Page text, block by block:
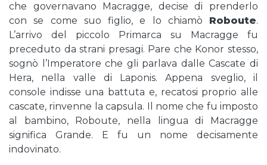
che governavano Macragge, decise di prenderlo
con se come suo figlio, e lo chiamò Roboute.
L’arrivo del piccolo Primarca su Macragge fu
preceduto da strani presagi. Pare che Konor stesso,
sognò l’Imperatore che gli parlava dalle Cascate di
Hera, nella valle di Laponis. Appena sveglio, il
console indisse una battuta e, recatosi proprio alle
cascate, rinvenne la capsula. Il nome che fu imposto
al bambino, Roboute, nella lingua di Macragge
significa Grande. E fu un nome decisamente
indovinato.